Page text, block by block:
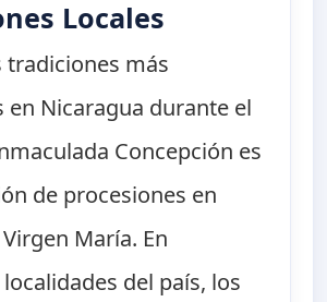
Locales
tradiciones más
en Nicaragua durante el
Concepción es
de procesiones en
María. En
del país, los